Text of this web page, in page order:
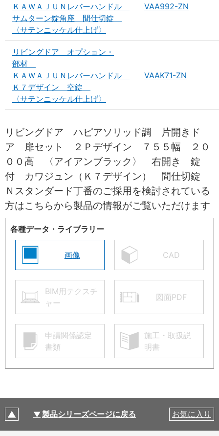
ＫＡＷＡＪＵＮレバーハンドル
サムターン錠角座 間仕切錠
〈サテンニッケル仕上げ〉
VAA992-ZN
リビングドア オプション・
部材
ＫＡＷＡＪＵＮレバーハンドル
Ｋ７デザイン 空錠
〈サテンニッケル仕上げ〉
VAAK71-ZN
リビングドア ハピアソリッド調 片開きド
ア 扉セット ２Ｐデザイン ７５５幅 ２０
００高 〈アイアンブラック〉 右開き 錠
付 カワジュン（Ｋ７デザイン） 間仕切錠
Ｎスタンダード丁番のご採用を検討されている
方はこちらから製品の情報がご覧いただけます
各種データ・ライブラリー
画像 CAD
BIM用テクスチ
ャー
図面PDF
申請関係認定
書類
施工・取扱説
明書
製品シリーズページに戻る お気に入り